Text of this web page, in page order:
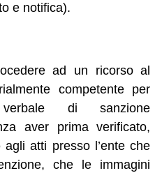
e notifica).
ad un ricorso al
competente per
verbale di sanzione
aver prima verificato,
atti presso l’ente che
che le immagini